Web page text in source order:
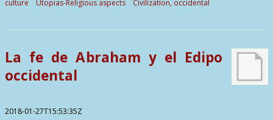
culture
Utopias-Religious aspects Civilization, occidental
La fe de Abraham y el Edipo
occidental
2018-01-27T15:53:35Z